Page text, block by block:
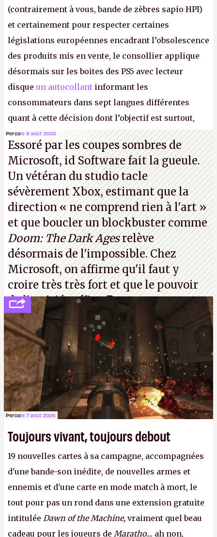
(contrairement à vous, bande de zèbres sapio HPI)
et certainement pour respecter certaines
législations européennes encadrant l’obsolescence
des produits mis en vente, le consollier applique
désormais sur les boites des PS5 avec lecteur
disque un autocollant informant les
consommateurs dans sept langues différentes
quant à cette décision dont l’objectif est surtout,
disons le, de faire grossir la marge de Sony et de
réduire le contrôle des joueurs sur les produits
culturels qu’ils achètent.K.
Percole 8 août 2026
Essoré par les coupes sombres de
Microsoft, id Software fait la gueule.
Un vétéran du studiotacle
sévèrement Xbox, estimant que la
direction« ne comprend rien à l'art »
et que boucler un blockbuster comme
Doom: The Dark Agesrelève
désormais de l'impossible. Chez
Microsoft, on affirme qu'il faut y
croire très très fort et que le pouvoir
de l'amitié suffira.P.
Percole 7 août 2026
Toujours vivant, toujours debout
19 nouvelles cartes à sa campagne, accompagnées
d'une bande-son inédite, de nouvelles armes et
ennemis et d'une carte en mode match à mort, le
tout pour pas un rond dans une extension gratuite
intitulée Dawn of the Machine, vraiment quel beau
cadeau pour les joueurs de Maratho.... ah non,